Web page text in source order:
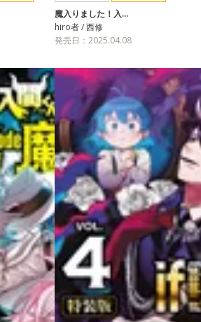
魔入りました！入…
hiro者 / 西修
発売日：2025.04.08